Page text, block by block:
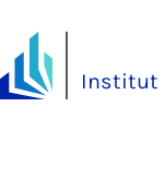
Institut